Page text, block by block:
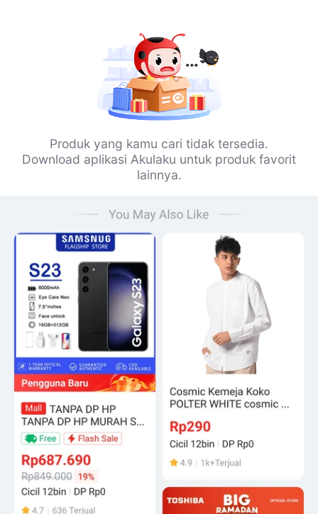
Produk yang kamu cari tidak tersedia.
Download aplikasi Akulaku untuk produk favorit
lainnya.